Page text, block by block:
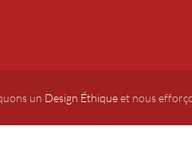
un Design Éthiqueet nous